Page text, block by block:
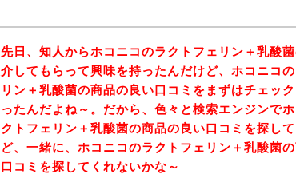
先日、知人からホコニコのラクトフェリン＋乳酸
介してもらって興味を持ったんだけど、ホコニコ
リン＋乳酸菌の商品の良い口コミをまずはチェッ
ったんだよね～。だから、色々と検索エンジンで
クトフェリン＋乳酸菌の商品の良い口コミを探し
ど、一緒に、ホコニコのラクトフェリン＋乳酸菌
口コミを探してくれないかな～